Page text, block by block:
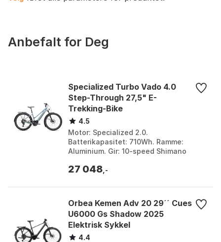
Burgtec
OneUp Enduro Stem, 42 mm lengde
Stemmerke OneUp
Stem lengde
SDG Tellis Dropper, 31.6 mm
SDG
Sete modell
Anbefalt for Deg
Specialized Turbo Vado 4.0
Step-Through 27,5" E-
Trekking-Bike
4.5
Motor: Specialized 2.0.
Batterikapasitet: 710Wh. Ramme:
Aluminium. Gir: 10-speed Shimano
Størrelse: XL. Størrelse 2: 710Wh...
27 048 ,-
Orbea Kemen Adv 20 29´´ Cues
U6000 Gs Shadow 2025
Elektrisk Sykkel
4.4